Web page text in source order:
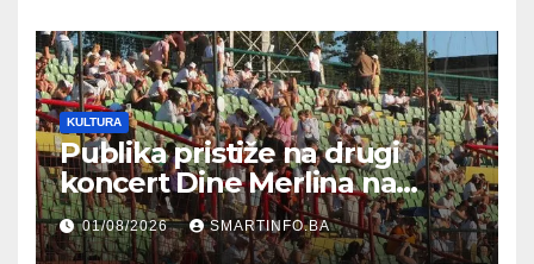
KULTURA
Publika pristiže na drugi
koncert Dine Merlina na
Koševu
01/08/2026 SMARTINFO.BA